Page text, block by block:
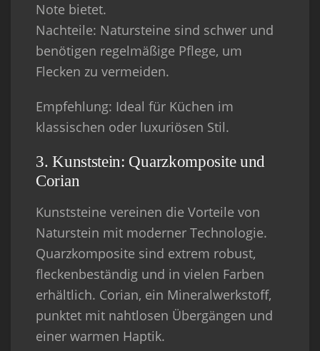
Note bietet.
Nachteile: Natursteine sind schwer und
benötigen regelmäßige Pflege, um
Flecken zu vermeiden.
Empfehlung: Ideal für Küchen im
klassischen oder luxuriösen Stil.
3. Kunststein: Quarzkomposite und
Corian
Kunststeine vereinen die Vorteile von
Naturstein mit moderner Technologie.
Quarzkomposite sind extrem robust,
fleckenbeständig und in vielen Farben
erhältlich. Corian, ein Mineralwerkstoff,
punktet mit nahtlosen Übergängen und
einer warmen Haptik.